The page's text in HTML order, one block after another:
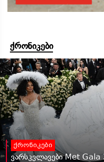
ქრონიკები
ქრონიკები
ვარსკვლავები Met